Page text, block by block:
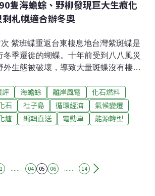
隻海蟾蜍、野柳發現巨大生痕化
札幌適合辦冬奧
紫班蝶重返台東棲息地台灣紫斑蝶是
冬季遷徙的蝴蝶。十年前受到八八風災
外生態被破壞，導致大量斑蝶沒有棲息
上萬隻斑蝶飛舞的景象終於回來了，不
看不到過去聚集上百萬隻蝴蝶谷的場
大量開發，斑蝶們分開在不同山谷，
集。（華視新聞報導）台東焚化爐年
里增發補助金因現在外縣市不再代燒垃
的垃圾焚化爐整修後重新啟爐。環保局
九成，預定過完年後試燒，但周邊民眾
評 海蟾蜍 離岸風電
化石燃料
石 社子島 循環經濟
氣候變遷
爐 編輯直送 電動車
能源轉型
...... 04 05 06 ...... 14